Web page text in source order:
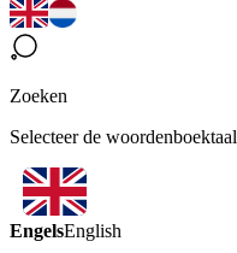
Zoeken
Selecteer de woordenboektaal
EngelsEnglish